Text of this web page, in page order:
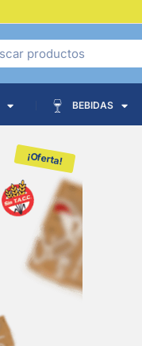
BEBIDAS
¡Oferta!